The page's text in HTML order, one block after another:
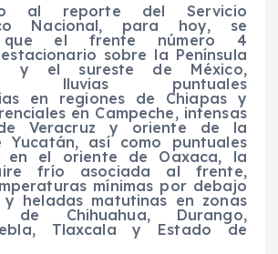
al reporte del Servicio
Nacional, para hoy, se
que el frente número 4
sobre la Península
y el sureste de México,
lluvias puntuales
en regiones de Chiapas y
en Campeche, intensas
Veracruz y oriente de la
Yucatán, así como puntuales
en el oriente de Oaxaca, la
frío asociada al frente,
mínimas por debajo
heladas matutinas en zonas
de Chihuahua, Durango,
Tlaxcala y Estado de